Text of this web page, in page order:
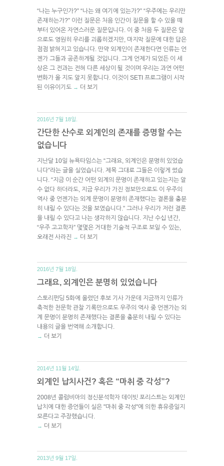
“나는 누구인가?” “나는 왜 여기에 있는가?” “우주에는 우리만
존재하는가?” 이런 질문은 처음 인간이 질문을 할 수 있을 때
부터 있어온 자연스러운 질문입니다. 이 중 처음 두 질문은 앞
으로도 영원히 우리를 괴롭히겠지만, 마지막 질문에 대한 답은
점점 밝혀지고 있습니다. 만약 외계인이 존재한다면 인류는 언
젠가 그들과 공존하게될 것입니다. 그게 언제가 되었든 이 세
상은 그 전과는 전혀 다른 세상이 될 것이며 우리는 과연 어떤
변화가 올 지도 알지 못합니다. 이것이 SETI 프로그램이 시작
된 이유이기도 → 더 보기
2016년 7월 18일.
간단한 산수로 외계인의 존재를 증명할 수는
없습니다
지난달 10일 뉴욕타임스는 “그래요, 외계인은 분명히 있었습
니다”라는 글을 실었습니다. 제목 그대로 그들은 이렇게 썼습
니다. “지금 이 순간 어떤 외계의 문명이 존재하고 있는지는 알
수 없다 하더라도, 지금 우리가 가진 정보만으로도 이 우주의
역사 중 언젠가는 외계 문명이 분명히 존재했다는 결론을 충분
히 내릴 수 있다는 것을 보였습니다.” 그러나 우리가 저런 결론
을 내릴 수 있다고 나는 생각하지 않습니다. 지난 수십 년간,
“우주 고고학자” 몇몇은 거대한 기술적 구조로 보일 수 있는,
오래전 사라진 → 더 보기
2016년 7월 18일.
그래요, 외계인은 분명히 있었습니다
스토리펀딩 5화에 올렸던 후보 기사 가운데 지금까지 인류가
축적한 천문학 관찰 기록만으로도 우주의 역사 중 언젠가는 외
계 문명이 분명히 존재했다는 결론을 충분히 내릴 수 있다는
내용의 글을 번역해 소개합니다.
→ 더 보기
2014년 11월 14일.
외계인 납치사건? 혹은 “마취 중 각성”?
2008년 콜럼비아의 정신분석학자 데이빗 포리스트는 외계인
납치에 대한 증언들이 실은 "마취 중 각성"에 의한 휴유증일지
모른다고 주장했습니다.
→ 더 보기
2013년 9월 17일.